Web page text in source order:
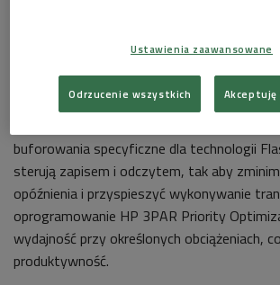
Macierz Flash zwiększa efektywność
System pamięci masowej HP 3PAR
wykonywać ponad 550 000 operacji
buforowania specyficzne dla technologii
sterują zapisem i odczytem, tak aby
opóźnienia i przyspieszyć wykonywanie
oprogramowanie HP 3PAR Priority
wydajność przy określonych obciążeniach,
produktywność.
Ustawienia zaawansowane
Odrzucenie wszystkich